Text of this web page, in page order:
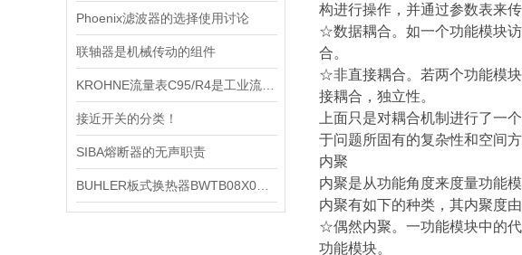
Phoenix滤波器的选择使用讨论
联轴器是机械传动的组件
接近开关的分类！
SIBA熔断器的无声职责
构进行操作，并通过参数表来
☆数据耦合。如一个功能模块
合。
☆非直接耦合。若两个功能模
接耦合，独立性。
上面只是对耦合机制进行了一
于问题所固有的复杂性和空间
内聚
内聚是从功能角度来度量功能
内聚有如下的种类，其内聚度
☆偶然内聚。一功能模块中的
功能模块。